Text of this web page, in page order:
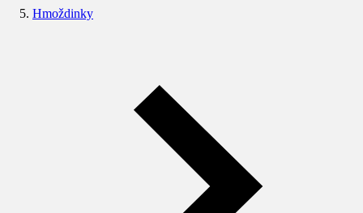
Hmoždinky